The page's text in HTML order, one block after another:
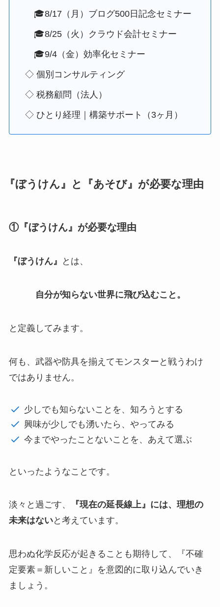
🎓8/17（月）ブログ500日記念セミナー
🎓8/25（火）クラウド会計セミナー
🎓9/4（金）効率化セミナー
◇ 個別コンサルティング
◇ 税務顧問（法人）
◇ ひとり経理｜構築サポート（3ヶ月）
『ぼうけん』と『あそび』が必要な理由
①『ぼうけん』が必要な理由
『ぼうけん』 とは、
自分が知らない世界に飛び込むこと。
と定義してみます。
何も、武器や防具を揃えてモンスターと戦うわけ
ではありません。
少しでも知らないことを、知ろうとする
興味が少しでも湧いたら、やってみる
今までやったことないことを、あえて選ぶ
といったようなことです。
淡々と過ごす、
『現在の延長線上』には、理想の
未来はないと考えています。
思わぬ化学反応が起きることも期待して、『不確
定要素＝新しいこと』を意図的に取り込んでいき
ましょう。